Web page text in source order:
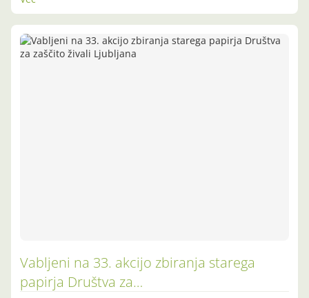
Vabljeni na 33. akcijo zbiranja starega
papirja Društva za…